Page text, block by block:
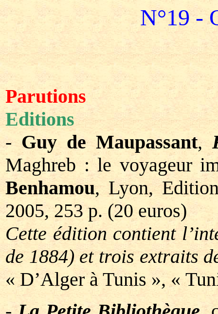
N°19 -
Parutions
Editions
- Guy de Maupassant,
Maghreb : le voyageur
Benhamou, Lyon,
2005, 253 p. (20 euros)
Cette édition contient
de 1884) et trois extraits
« D’Alger à Tunis », «